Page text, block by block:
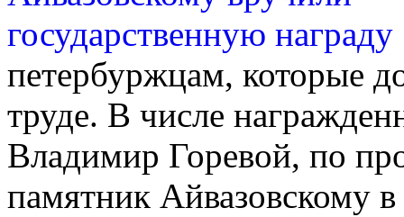
петербуржцам, которые
труде. В числе
Владимир Горевой, по
памятник Айвазовскому